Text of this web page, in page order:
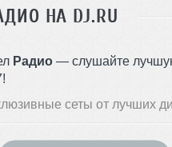
НА DJ.RU
Радио — слушайте
сеты от лучших
204 MB, 320